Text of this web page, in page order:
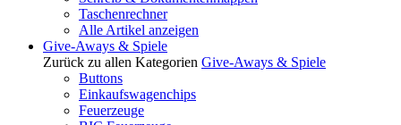
Taschenrechner
Alle Artikel anzeigen
Give-Aways & Spiele
Zurück zu allen Kategorien Give-Aways & Spiele
Buttons
Einkaufswagenchips
Feuerzeuge